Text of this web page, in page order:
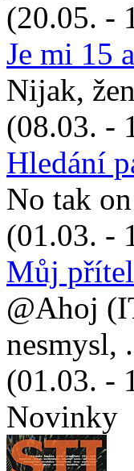
(20.05. -
Je mi 15
Nijak,
(08.03. -
Hledání
No tak
(01.03. -
Můj přítel
@Ahoj
nesmysl,
(01.03. -
Novinky